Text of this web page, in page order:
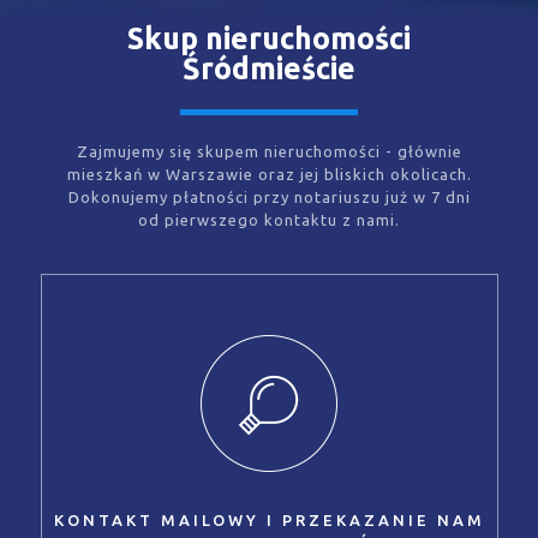
Skup nieruchomości
Śródmieście
Zajmujemy się skupem nieruchomości - głównie
mieszkań w Warszawie oraz jej bliskich okolicach.
Dokonujemy płatności przy notariuszu już w 7 dni
od pierwszego kontaktu z nami.
KONTAKT MAILOWY I PRZEKAZANIE NAM